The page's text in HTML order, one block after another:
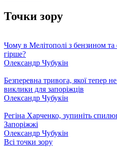
Точки зору
Чому в Мелітополі з бензином та
гірше?
Олександр Чубукін
Безперевна тривога, якої тепер
виклики для запоріжців
Олександр Чубукін
Регіна Харченко, зупиніть
Запоріжжі
Олександр Чубукін
Всі точки зору